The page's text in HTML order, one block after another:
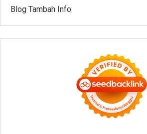
Blog Tambah Info